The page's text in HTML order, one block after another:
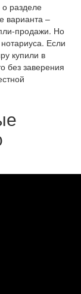
разделе
варианта –
продажи. Но
Если
купили в
без заверения